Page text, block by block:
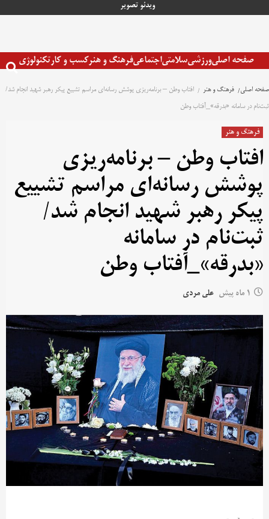
ویدئو تصویر
صفحه اصلیورزشیسلامتیاجتماعیفرهنگ و هنرکسب و کارتکنولوژی
صفحه اصلی فرهنگ و هنر
افتاب وطن – برنامه‌ریزی پوشش رسانه‌ای مراسم تشییع پیکر رهبر شهید انجام شد/
ثبت‌نام در سامانه «بدرقه»_آفتاب وطن
فرهنگ و هنر
افتاب وطن – برنامه‌ریزی
پوشش رسانه‌ای مراسم تشییع
پیکر رهبر شهید انجام شد/
ثبت‌نام در سامانه
«بدرقه»_آفتاب وطن
1 ماه پیش علی مردی